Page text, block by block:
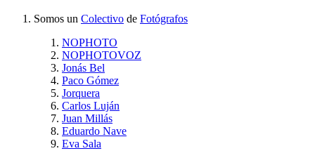
Somos un Colectivo de Fotógrafos
NOPHOTO
NOPHOTOVOZ
Jonás Bel
Paco Gómez
Jorquera
Carlos Luján
Juan Millás
Eduardo Nave
Eva Sala